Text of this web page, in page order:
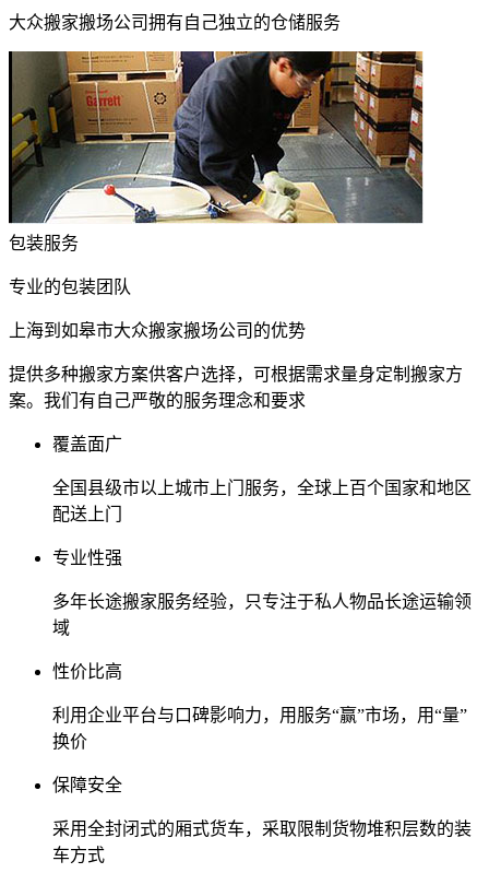
大众搬家搬场公司拥有自己独立的仓储服务
包装服务
专业的包装团队
上海到如皋市大众搬家搬场公司的优势
提供多种搬家方案供客户选择，可根据需求量身定制搬家方
案。我们有自己严敬的服务理念和要求
覆盖面广
全国县级市以上城市上门服务，全球上百个国家和地区
配送上门
专业性强
多年长途搬家服务经验，只专注于私人物品长途运输领
域
性价比高
利用企业平台与口碑影响力，用服务“赢”市场，用“量”
换价
保障安全
采用全封闭式的厢式货车，采取限制货物堆积层数的装
车方式